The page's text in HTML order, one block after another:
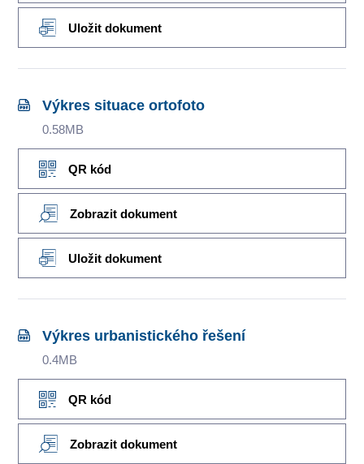
Uložit dokument
Výkres situace ortofoto
0.58MB
QR kód
Zobrazit dokument
Uložit dokument
Výkres urbanistického řešení
0.4MB
QR kód
Zobrazit dokument